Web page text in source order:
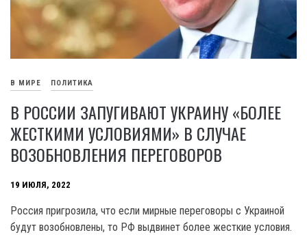
В МИРЕ ПОЛИТИКА
В РОССИИ ЗАПУГИВАЮТ УКРАИНУ «БОЛЕЕ
ЖЕСТКИМИ УСЛОВИЯМИ» В СЛУЧАЕ
ВОЗОБНОВЛЕНИЯ ПЕРЕГОВОРОВ
19 ИЮЛЯ, 2022
Россия пригрозила, что если мирные переговоры с Украиной
будут возобновлены, то РФ выдвинет более жесткие условия.